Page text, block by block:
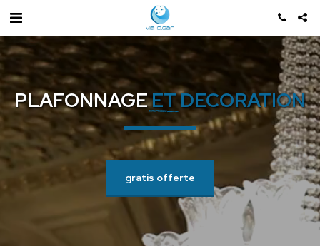
PLAFONNAGEET DECORATION
gratis offerte